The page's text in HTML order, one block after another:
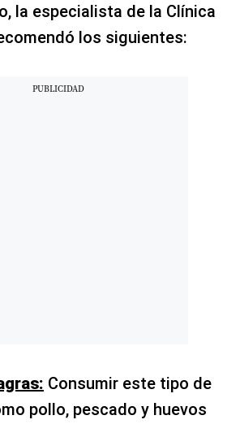
la especialista de la Clínica
los siguientes:
Consumir este tipo de
pollo, pescado y huevos